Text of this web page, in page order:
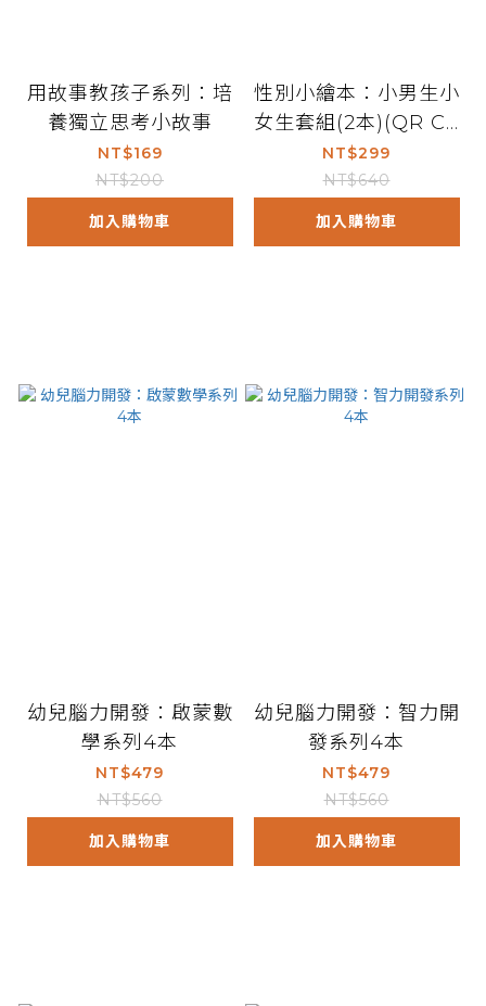
用故事教孩子系列：培
養獨立思考小故事
NT$169
NT$200
加入購物車
性別小繪本：小男生小
女生套組(2本)(QR Co
de有聲書)
NT$299
NT$640
加入購物車
幼兒腦力開發：啟蒙數
學系列4本
NT$479
NT$560
加入購物車
幼兒腦力開發：智力開
發系列4本
NT$479
NT$560
加入購物車